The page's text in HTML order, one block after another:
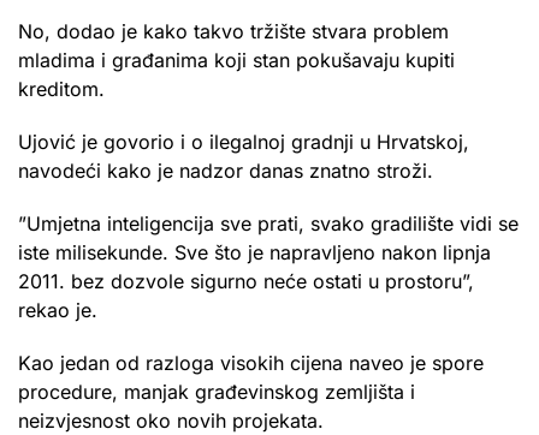
No, dodao je kako takvo tržište stvara problem
mladima i građanima koji stan pokušavaju kupiti
kreditom.
Ujović je govorio i o ilegalnoj gradnji u Hrvatskoj,
navodeći kako je nadzor danas znatno stroži.
”Umjetna inteligencija sve prati, svako gradilište vidi se
iste milisekunde. Sve što je napravljeno nakon lipnja
2011. bez dozvole sigurno neće ostati u prostoru”,
rekao je.
Kao jedan od razloga visokih cijena naveo je spore
procedure, manjak građevinskog zemljišta i
neizvjesnost oko novih projekata.